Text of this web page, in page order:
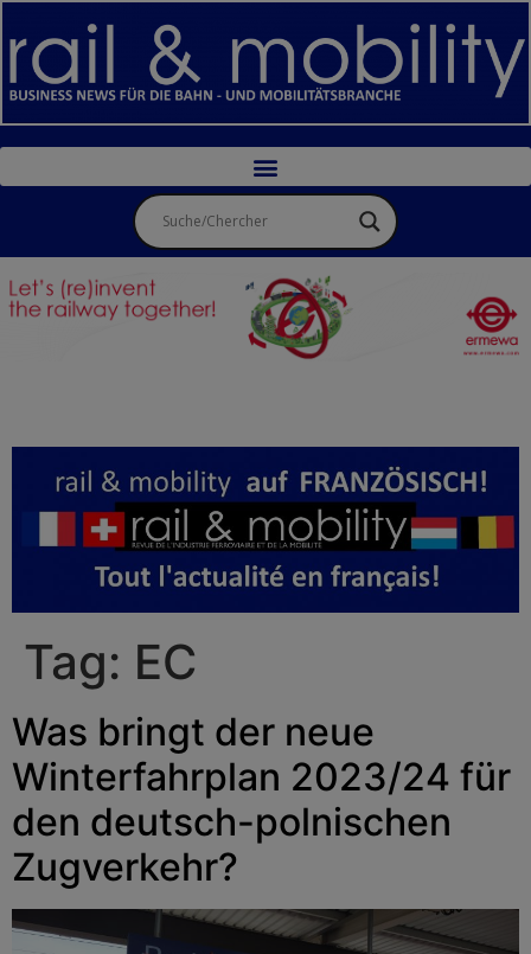
Tag: EC
Was bringt der neue
Winterfahrplan 2023/24 für
den deutsch-polnischen
Zugverkehr?